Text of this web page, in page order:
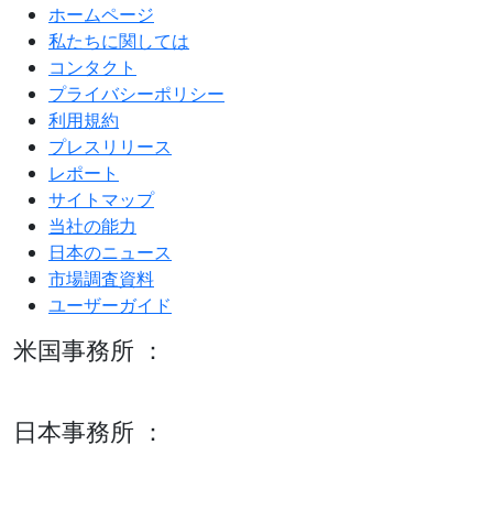
ホームページ
私たちに関しては
コンタクト
プライバシーポリシー
利用規約
プレスリリース
レポート
サイトマップ
当社の能力
日本のニュース
市場調査資料
ユーザーガイド
米国事務所 ：
日本事務所 ：